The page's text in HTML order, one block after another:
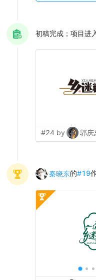
初稿完成；项目进
#24 by 郭庆
秦晓东的#19